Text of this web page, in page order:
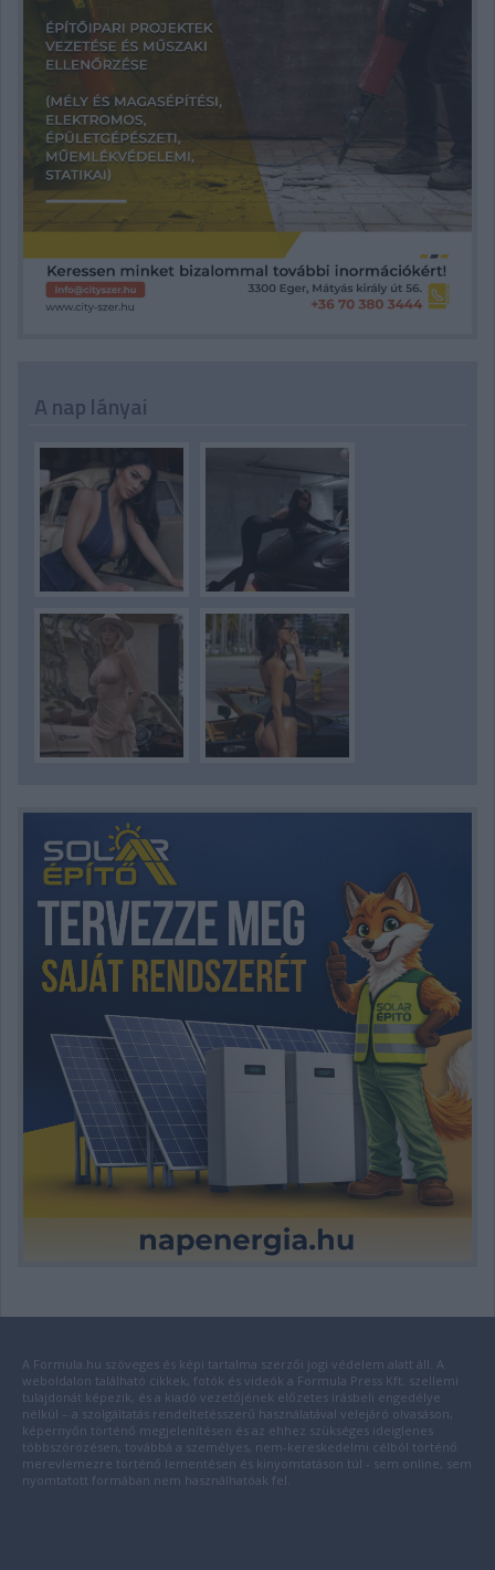
A nap lányai
A Formula.hu szöveges és képi tartalma szerzői jogi védelem alatt áll. A
weboldalon található cikkek, fotók és videók a Formula Press Kft. szellemi
tulajdonát képezik, és a kiadó vezetőjének előzetes írásbeli engedélye
nélkül – a szolgáltatás rendeltetésszerű használatával velejáró olvasáson,
képernyőn történő megjelenítésen és az ehhez szükséges ideiglenes
többszörözésen, továbbá a személyes, nem-kereskedelmi célból történő
merevlemezre történő lementésen és kinyomtatáson túl - sem online, sem
nyomtatott formában nem használhatóak fel.